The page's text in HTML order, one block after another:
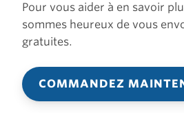
Pour vous aider à en savoir
sommes heureux de vous
gratuites.
COMMANDEZ